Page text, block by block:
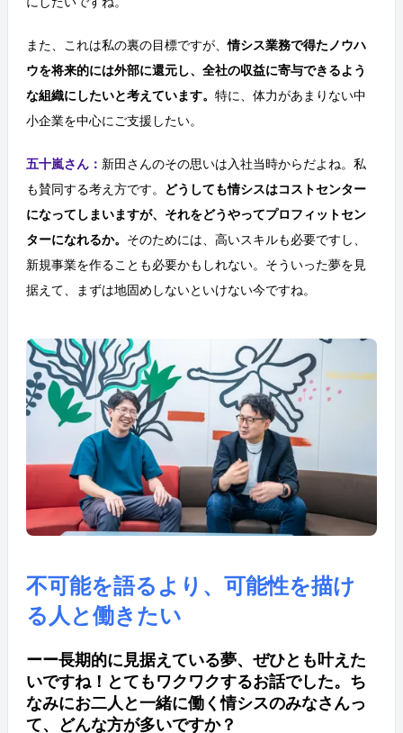
また、これは私の裏の目標ですが、情シス業務で得たノウハ
ウを将来的には外部に還元し、全社の収益に寄与できるよう
な組織にしたいと考えています。 特に、体力があまりない中
小企業を中心にご支援したい。
五十嵐さん： 新田さんのその思いは入社当時からだよね。私
も賛同する考え方です。
どうしても情シスはコストセンター
になってしまいますが、それをどうやってプロフィットセン
ターになれるか。 そのためには、高いスキルも必要ですし、
新規事業を作ることも必要かもしれない。そういった夢を見
据えて、まずは地固めしないといけない今ですね。
不可能を語るより、可能性を描け
る人と働きたい
ーー長期的に見据えている夢、ぜひとも叶えた
いですね！とてもワクワクするお話でした。ち
なみにお二人と一緒に働く情シスのみなさんっ
て、どんな方が多いですか？